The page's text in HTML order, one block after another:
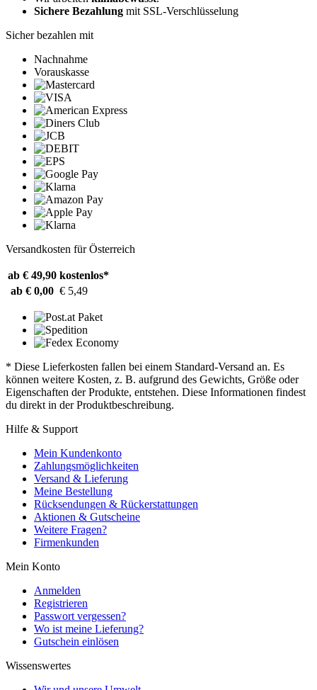
Sichere Bezahlung mit SSL-Verschlüsselung
Sicher bezahlen mit
Nachnahme
Vorauskasse
Versandkosten für Österreich
ab € 49,90 kostenlos*
ab € 0,00 € 5,49
* Diese Lieferkosten fallen bei einem Standard-Versand an. Es
können weitere Kosten, z. B. aufgrund des Gewichts, Größe oder
Eigenschaften der Produkte, entstehen. Diese Informationen findest
du direkt in der Produktbeschreibung.
Hilfe & Support
Mein Kundenkonto
Zahlungsmöglichkeiten
Versand & Lieferung
Meine Bestellung
Rücksendungen & Rückerstattungen
Aktionen & Gutscheine
Weitere Fragen?
Firmenkunden
Mein Konto
Anmelden
Registrieren
Passwort vergessen?
Wo ist meine Lieferung?
Gutschein einlösen
Wissenswertes